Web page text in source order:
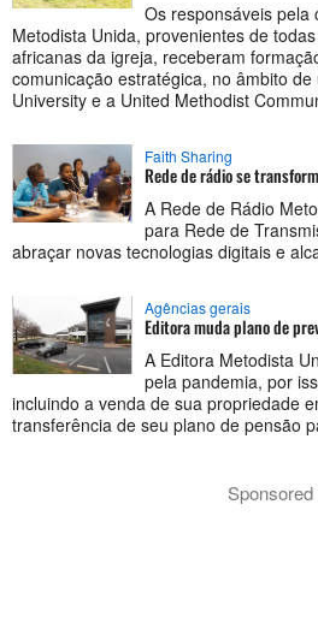
Os responsáveis pela
Metodista Unida, provenientes de
africanas da igreja, receberam
comunicação estratégica, no âmbito
University e a United Methodist
Faith Sharing
Rede de rádio se
A Rede de Rádio
para Rede de
abraçar novas tecnologias digitais e
Agências gerais
Editora muda plano de
A Editora Metodista
pela pandemia, por
incluindo a venda de sua propriedade
transferência de seu plano de pensão
Sponsored